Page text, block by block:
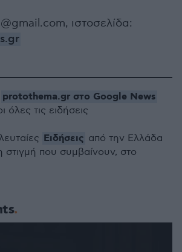
ιστοσελίδα:
protothema.gr στο Google News
όλες τις ειδήσεις
Ειδήσεις από την Ελλάδα
στιγμή που συμβαίνουν, στο